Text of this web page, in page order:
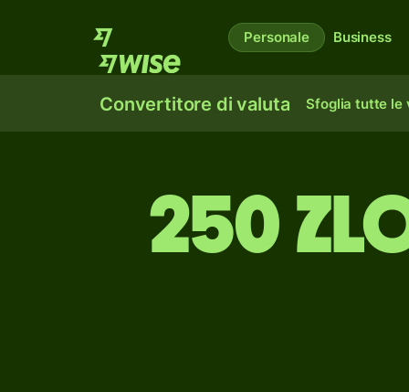
Personale Business
Convertitore di valuta Sfoglia tutte le
250